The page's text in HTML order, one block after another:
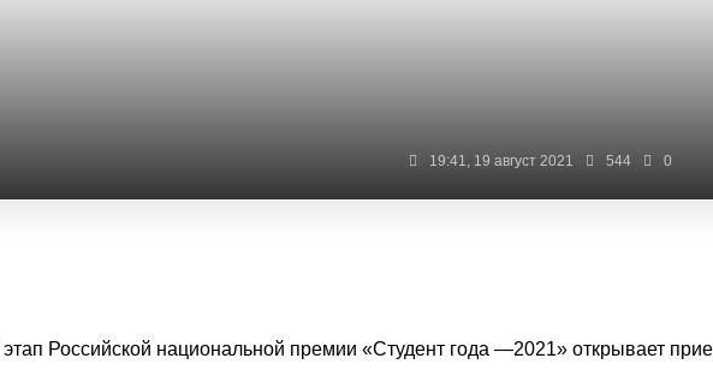
19:41, 19 август 2021 544 0
Российской национальной премии «Студент года —2021» открывает